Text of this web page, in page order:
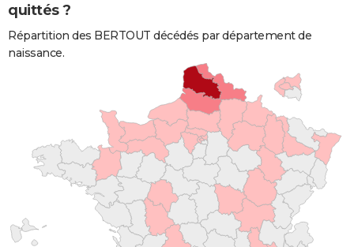
quittés ?
Répartition des BERTOUT décédés par département de
naissance.